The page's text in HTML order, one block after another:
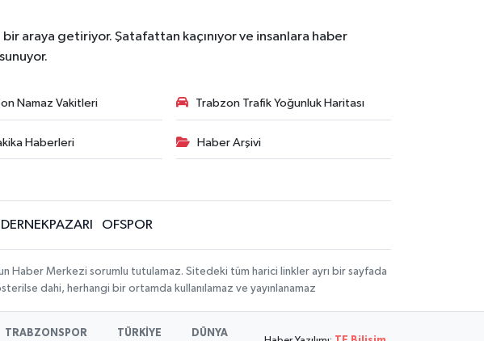
araya getiriyor. Şatafattan kaçınıyor ve insanlara haber
Namaz Vakitleri Trabzon Trafik Yoğunluk Haritası
Haberleri Haber Arşivi
DERNEKPAZARI OFSPOR
Haber Merkezi sorumlu tutulamaz. Sitedeki tüm harici linkler ayrı bir sayfada
dahi, herhangi bir ortamda kullanılamaz ve yayınlanamaz
TRABZONSPOR TÜRKİYE DÜNYA